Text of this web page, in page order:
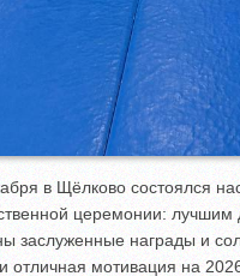
в Щёлково состоялся
церемонии: лучшим
заслуженные награды и
отличная мотивация на